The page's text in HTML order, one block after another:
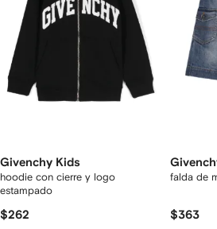
Givenchy Kids
hoodie con cierre y logo
estampado
$262
falda de
$363